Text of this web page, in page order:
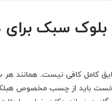
سبک برای
کامل کافی نیست. همانند
باید از چسب مخصوص